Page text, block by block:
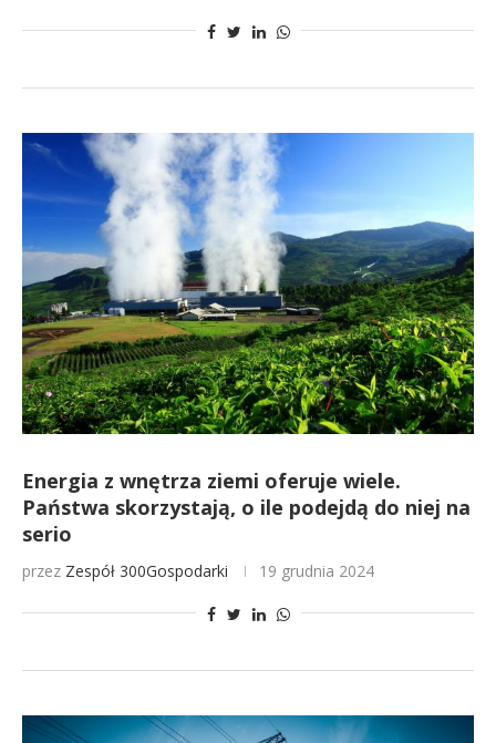
Energia z wnętrza ziemi oferuje wiele.
Państwa skorzystają, o ile podejdą do niej na
serio
przez Zespół 300Gospodarki 19 grudnia 2024